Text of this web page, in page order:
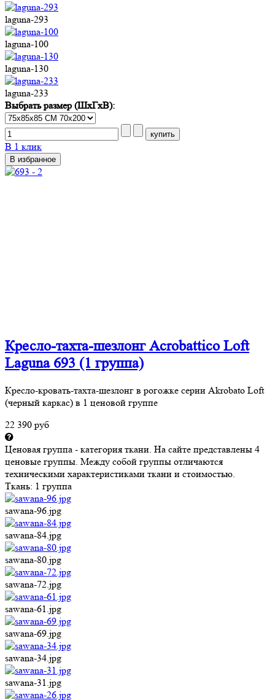
laguna-293
laguna-100
laguna-130
laguna-233
Выбрать размер (ШхГхВ):
В 1 клик
В избранное
Кресло-тахта-шезлонг Acrobattico Loft
Laguna 693 (1 группа)
Кресло-кровать-тахта-шезлонг в рогожке серии Akrobato Loft
(черный каркас) в 1 ценовой группе
22 390 руб
Ценовая группа - категория ткани. На сайте представлены 4
ценовые группы. Между собой группы отличаются
техническими характеристиками ткани и стоимостью.
Ткань: 1 группа
sawana-96.jpg
sawana-84.jpg
sawana-80.jpg
sawana-72.jpg
sawana-61.jpg
sawana-69.jpg
sawana-34.jpg
sawana-31.jpg